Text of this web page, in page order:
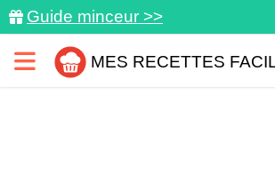
Guide minceur >>
MES RECETTES